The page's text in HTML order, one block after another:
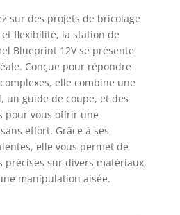
sur des projets de bricolage
flexibilité, la station de
Blueprint 12V se présente
Conçue pour répondre
elle combine une
un guide de coupe, et des
pour vous offrir une
effort. Grâce à ses
elle vous permet de
précises sur divers matériaux,
manipulation aisée.